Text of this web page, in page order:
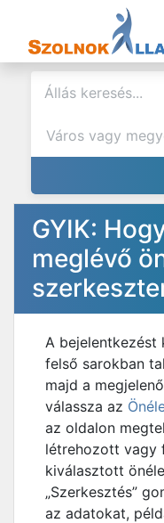
GYIK:
meglévő
A bejelentkezést
felső sarokban
majd a
válassza az
az oldalon
létrehozott vagy
kiválasztott
„Szerkesztés”
az adatokat,